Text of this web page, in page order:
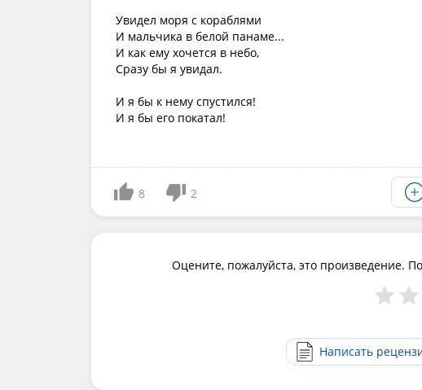
Увидел моря с кораблями
И мальчика в белой панаме...
И как ему хочется в небо,
Сразу бы я увидал.
И я бы к нему спустился!
И я бы его покатал!
8 2
Оцените, пожалуйста, это произведение.
Написать